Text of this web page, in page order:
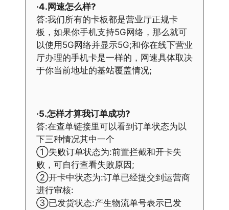
·4.网速怎么样?
答:我们所有的卡板都是营业厅正规卡
板，如果你手机支持5G网络，那么就可
以使用5G网络并显示5G;和你在线下营业
厅办理的手机卡是一样的，网速具体取决
于你当前地址的基站覆盖情况;
·5.怎样才算我订单成功?
答:在查单链接里可以看到订单状态为以
下三种情况其中一个
①失败订单状态为:前置拦截和开卡失
败，可自行查看失败原因;
②开卡中状态为:订单已经提交到运营商
进行审核:
③已发货状态:产生物流单号表示已发